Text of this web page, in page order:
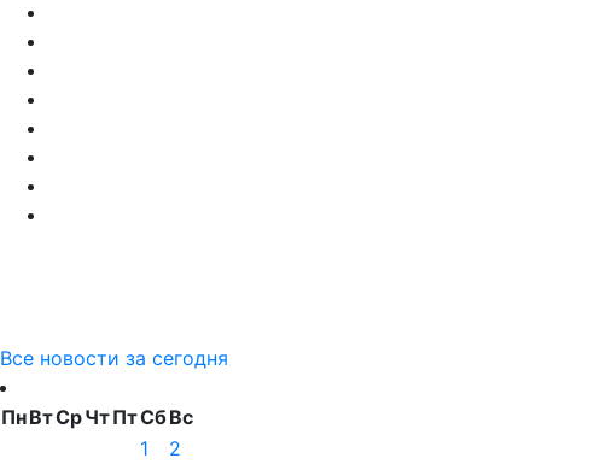
Все новости за сегодня
ПнВтСрЧтПтСбВс
1
2